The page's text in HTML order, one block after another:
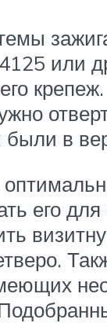
или
в
его